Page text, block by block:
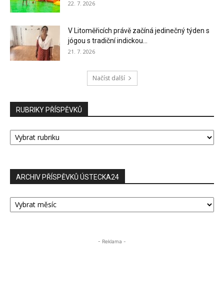
22. 7. 2026
V Litoměřicích právě začíná jedinečný týden s
jógou s tradiční indickou...
21. 7. 2026
Načíst další
RUBRIKY PŘÍSPĚVKŮ
RUBRIKY
PŘÍSPĚVKŮ
ARCHIV PŘÍSPĚVKŮ ÚSTECKA24
ARCHIV
PŘÍSPĚVKŮ
- Reklama -